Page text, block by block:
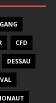
CFD
DESSAU